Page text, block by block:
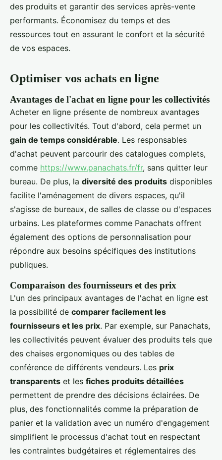
des produits et garantir des services après-vente
performants. Économisez du temps et des
ressources tout en assurant le confort et la sécurité
de vos espaces.
Optimiser vos achats en ligne
Avantages de l'achat en ligne pour les collectivités
Acheter en ligne présente de nombreux avantages
pour les collectivités. Tout d'abord, cela permet un
gain de temps considérable. Les responsables
d'achat peuvent parcourir des catalogues complets,
comme https://www.panachats.fr/fr, sans quitter leur
bureau. De plus, la diversité des produits disponibles
facilite l'aménagement de divers espaces, qu'il
s'agisse de bureaux, de salles de classe ou d'espaces
urbains. Les plateformes comme Panachats offrent
également des options de personnalisation pour
répondre aux besoins spécifiques des institutions
publiques.
Comparaison des fournisseurs et des prix
L'un des principaux avantages de l'achat en ligne est
la possibilité de comparer facilement les
fournisseurs et les prix. Par exemple, sur Panachats,
les collectivités peuvent évaluer des produits tels que
des chaises ergonomiques ou des tables de
conférence de différents vendeurs. Les prix
transparents et les fiches produits détaillées
permettent de prendre des décisions éclairées. De
plus, des fonctionnalités comme la préparation de
panier et la validation avec un numéro d'engagement
simplifient le processus d'achat tout en respectant
les contraintes budgétaires et réglementaires des